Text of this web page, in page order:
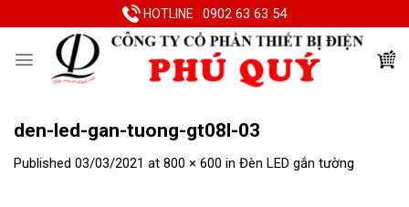
to
HOTLINE 0902 63 63 54
den-led-gan-tuong-gt08l-03
Published 03/03/2021 at 800 × 600 in Đèn LED gắn tường